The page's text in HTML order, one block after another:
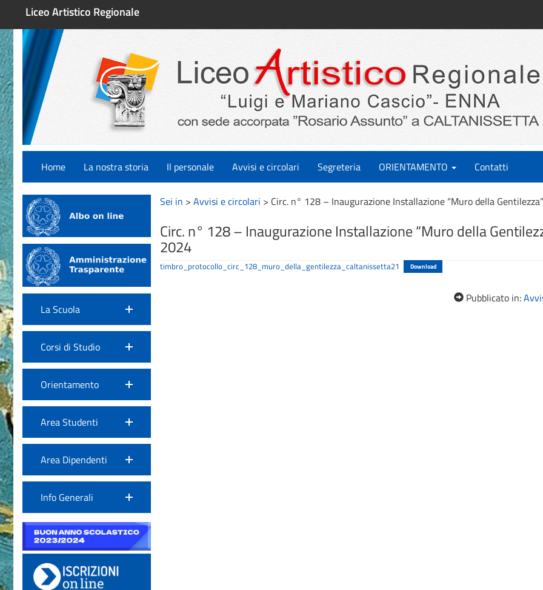
Liceo Artistico Regionale
Home La nostra storia Il personale Avvisi e circolari Segreteria ORIENTAMENTO Contatti
La Scuola
Corsi di Studio
Orientamento
Area Studenti
Area Dipendenti
Info Generali
Sei in > Avvisi e circolari > Circ. n° 128 – Inaugurazione Installazione “Muro della
Circ. n° 128 – Inaugurazione Installazione “Muro della
2024
timbro_protocollo_circ_128_muro_della_gentilezza_caltanissetta21 Download
Pubblicato in: